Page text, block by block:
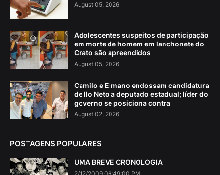
August 05, 2026
Adolescentes suspeitos de participação
em morte de homem em lanchonete do
Crato são apreendidos
August 05, 2026
Camilo e Elmano endossam candidatura
de Ilo Neto a deputado estadual; líder do
governo se posiciona contra
August 02, 2026
POSTAGENS POPULARES
UMA BREVE CRONOLOGIA
2/12/2009 06:49:00 PM